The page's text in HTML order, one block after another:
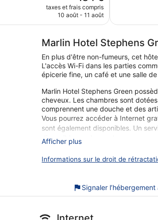
nouveau
prix
134 €
taxes et frais compris
10 août - 11 août
Marlin Hotel Stephens
En plus d'être non-fumeurs, cet
L'accès Wi-Fi dans les parties
épicerie fine, un café et une salle de
Marlin Hotel Stephens Green
cheveux. Les chambres sont
comprennent une douche et des
Vous pourrez accéder à Internet
sont également disponibles. Un
disponible sur demande.
Cet hôtel propose une salle de
minutes de marche de Grafton
24 h/24 sont disponibles.
Wi-Fi gratuit
Afficher plus
Informations sur le droit de
Signaler